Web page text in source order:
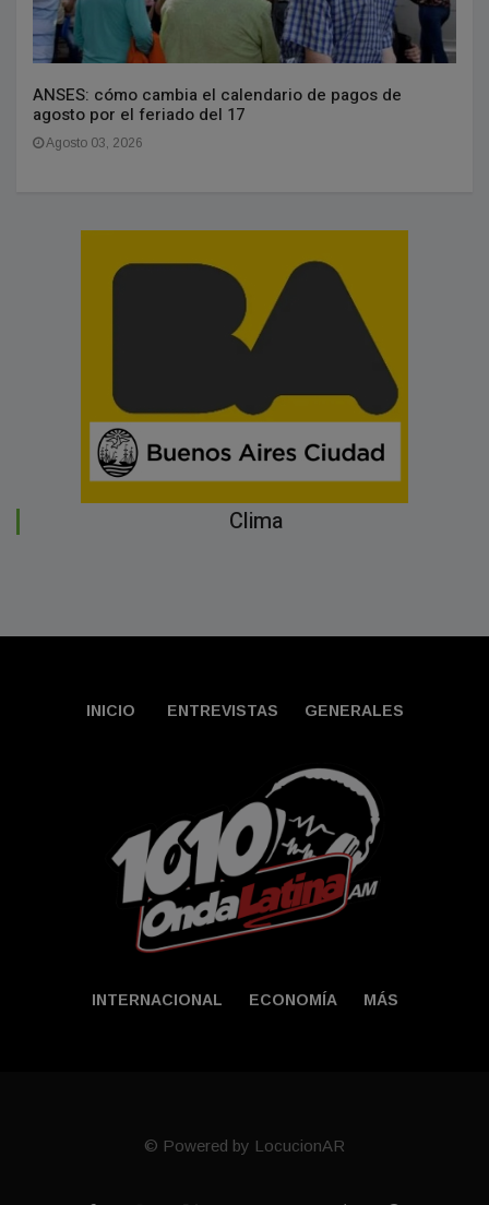
ANSES: cómo cambia el calendario de pagos de
agosto por el feriado del 17
Agosto 03, 2026
Clima
INICIO ENTREVISTAS GENERALES
INTERNACIONAL ECONOMÍA MÁS
© Powered by LocucionAR